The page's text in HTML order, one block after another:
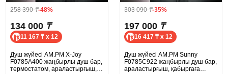
258 390₸-48%
134 000 ₸
11 167 ₸ x 12
Душ жүйесі AM.PM X-Joy
F0785A400 жаңбырлы душ бар,
термостатом, араластырғыш,
303 090₸-35%
197 000 ₸
16 417 ₸ x 12
Душ жүйесі AM.PM Sunny
F0785C922 жаңбырлы душ бар,
араластырғыш, қабырғаға